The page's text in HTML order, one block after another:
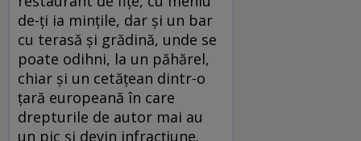
de-ţi ia minţile, dar şi un bar
cu terasă şi grădină, unde se
poate odihni, la un păhărel,
chiar şi un cetăţean dintr-o
ţară europeană în care
drepturile de autor mai au
un pic şi devin infracţiune.